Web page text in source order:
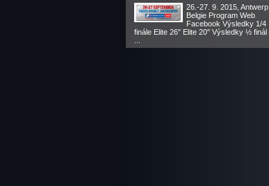
26.-27. 9. 2015, Antwerp,
Belgie Program Web
Facebook Výsledky 1/4
finále Elite 26'' Elite 20'' Výsledky ½ finál